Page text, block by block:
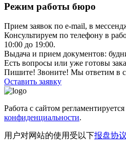
Режим работы бюро
Прием заявок по e-mail, в
Консультируем по телефону в
10:00 до 19:00.
Выдача и прием документов:
Есть вопросы или уже готовы
Пишите! Звоните! Мы ответим в
Оставить заявку
Работа с сайтом регламентируется
конфиденциальности.
用户对网站的使用受以下报盘协议